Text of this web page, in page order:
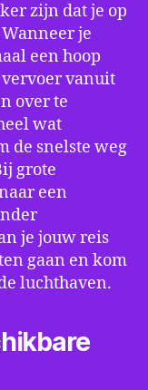
zijn dat je op
je
een hoop
vanuit
over te
wat
de snelste weg
grote
een
je jouw reis
gaan en kom
luchthaven.